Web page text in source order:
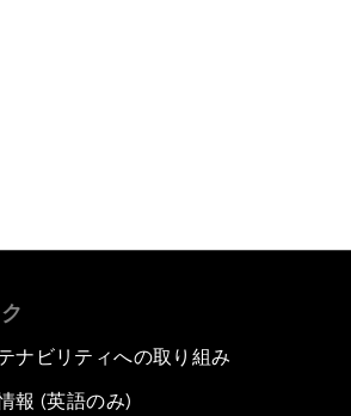
ナビリティへの取り組み
報 (英語のみ)